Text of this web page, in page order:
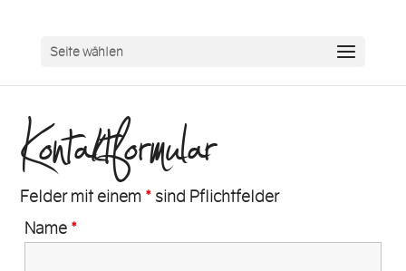
Seite wählen
Kontaktformular
Felder mit einem * sind Pflichtfelder
Name *